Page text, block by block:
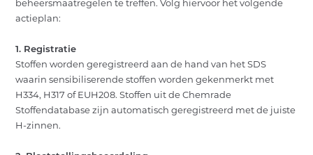
beheersmaatregelen te treffen. Volg hiervoor het volgende
actieplan:
1. Registratie
Stoffen worden geregistreerd aan de hand van het SDS
waarin sensibiliserende stoffen worden gekenmerkt met
H334, H317 of EUH208. Stoffen uit de Chemrade
Stoffendatabase zijn automatisch geregistreerd met de juiste
H-zinnen.